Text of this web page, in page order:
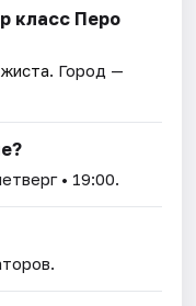
класс Перо
. Город —
• 19:00.